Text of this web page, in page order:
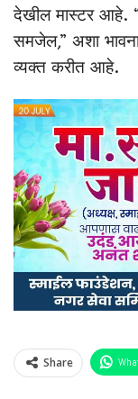
देखील मास्टर आहे.
समजेल,” अशा भावना
व्यक्त करीत आहे.
Share